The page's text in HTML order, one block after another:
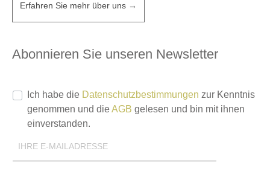
Erfahren Sie mehr über uns →
Abonnieren Sie unseren Newsletter
Ich habe die Datenschutzbestimmungen zur Kenntnis
genommen und dieAGB gelesen und bin mit ihnen
einverstanden.